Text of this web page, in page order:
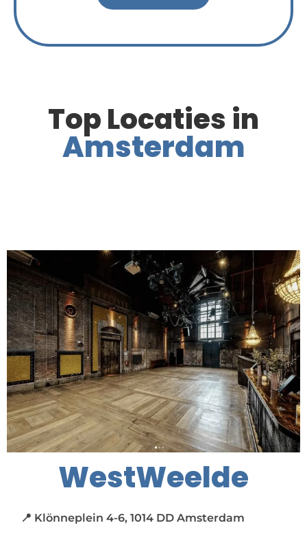
Top Locaties in
Amsterdam
WestWeelde
📍 Klönneplein 4-6, 1014 DD Amsterdam